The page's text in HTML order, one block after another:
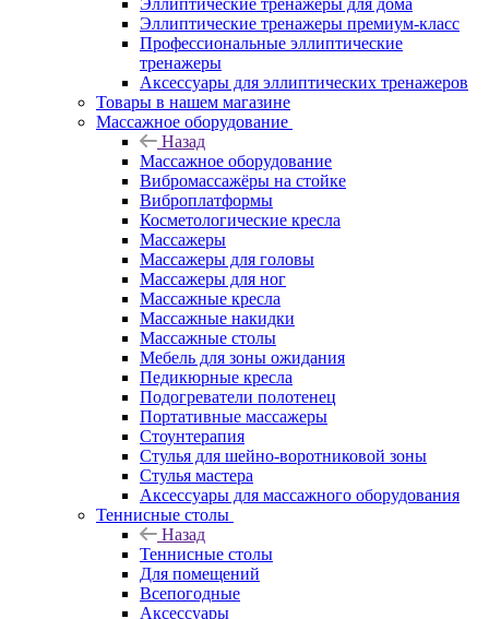
Эллиптические тренажеры для дома
Эллиптические тренажеры премиум-класс
Профессиональные эллиптические
тренажеры
Аксессуары для эллиптических тренажеров
Товары в нашем магазине
Массажное оборудование
Назад
Массажное оборудование
Вибромассажёры на стойке
Виброплатформы
Косметологические кресла
Массажеры
Массажеры для головы
Массажеры для ног
Массажные кресла
Массажные накидки
Массажные столы
Мебель для зоны ожидания
Педикюрные кресла
Подогреватели полотенец
Портативные массажеры
Стоунтерапия
Стулья для шейно-воротниковой зоны
Стулья мастера
Аксессуары для массажного оборудования
Теннисные столы
Назад
Теннисные столы
Для помещений
Всепогодные
Аксессуары